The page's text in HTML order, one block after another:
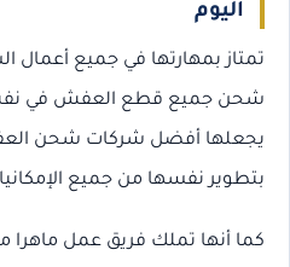
اليوم
تمتاز بمهارتها في جميع أعمال
شحن جميع قطع العفش في نفس
يجعلها أفضل شركات شحن
بتطوير نفسها من جميع
كما أنها تملك فريق عمل ماهرا